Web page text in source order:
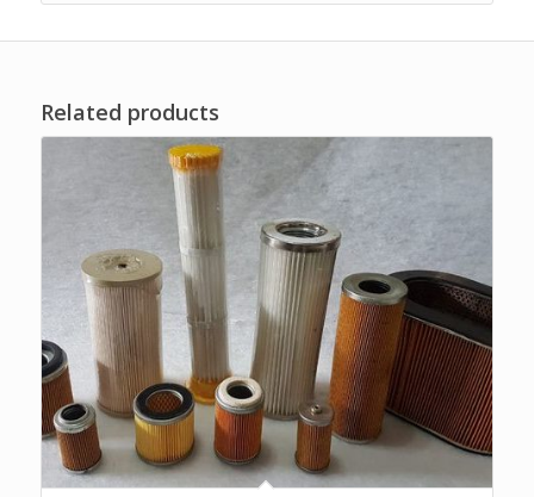
Related products